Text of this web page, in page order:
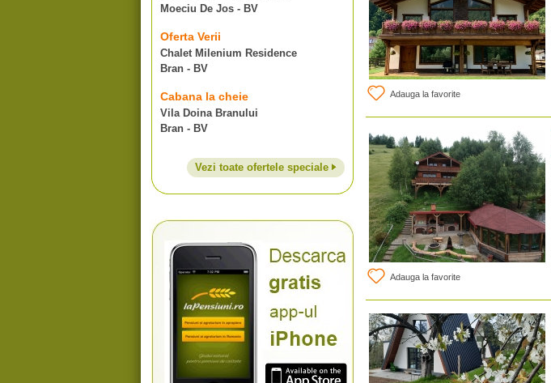
Moeciu De Jos - BV
Oferta Verii
Chalet Milenium Residence
Bran - BV
Cabana la cheie
Vila Doina Branului
Bran - BV
Vezi toate ofertele speciale
Adauga la favorite
Adauga la favorite